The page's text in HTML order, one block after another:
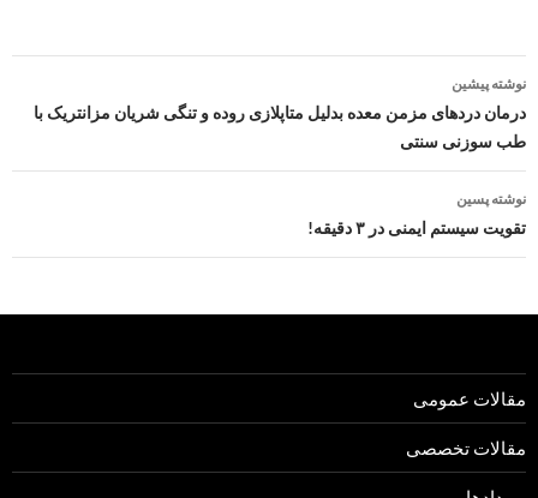
ناوبری
نوشته
نوشته پیشین
درمان دردهای مزمن معده بدلیل متاپلازی روده و تنگی شریان مزانتریک با
طب سوزنی سنتی
نوشته پسین
تقویت سیستم ایمنی در ۳ دقیقه!
مقالات عمومی
مقالات تخصصی